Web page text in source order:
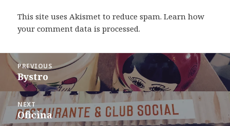
This site uses Akismet to reduce spam.Learn how
your comment data is processed.
Post
navigation
PREVIOUS
Previous
post:
Bystro
NEXT
Next
Oficina